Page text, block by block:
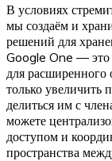
В условиях
мы создаём и
решений для
Google One — это
для расширенного
только увеличить
делиться им с
можете
доступом и
пространства